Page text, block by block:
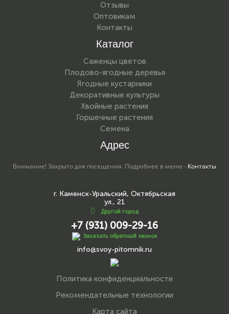
Отзывы
Оптовикам
Контакты
Каталог
Саженцы цветов
Плодово-ягодные деревья
Ягодные кустарники
Декоративные культуры
Хвойные растения
Горшечные растения
Семена
Адрес
Внимание! Закрыто для посещения. Подробнее в меню - Контакты
г. Каменск-Уральский, Октябрьская
ул., 21
Другой город
+7 (931) 009-29-16
Заказать обратный звонок
info@svoy-pitomnik.ru
Политика конфиденциальности
Рекомендательные технологии
Карта сайта